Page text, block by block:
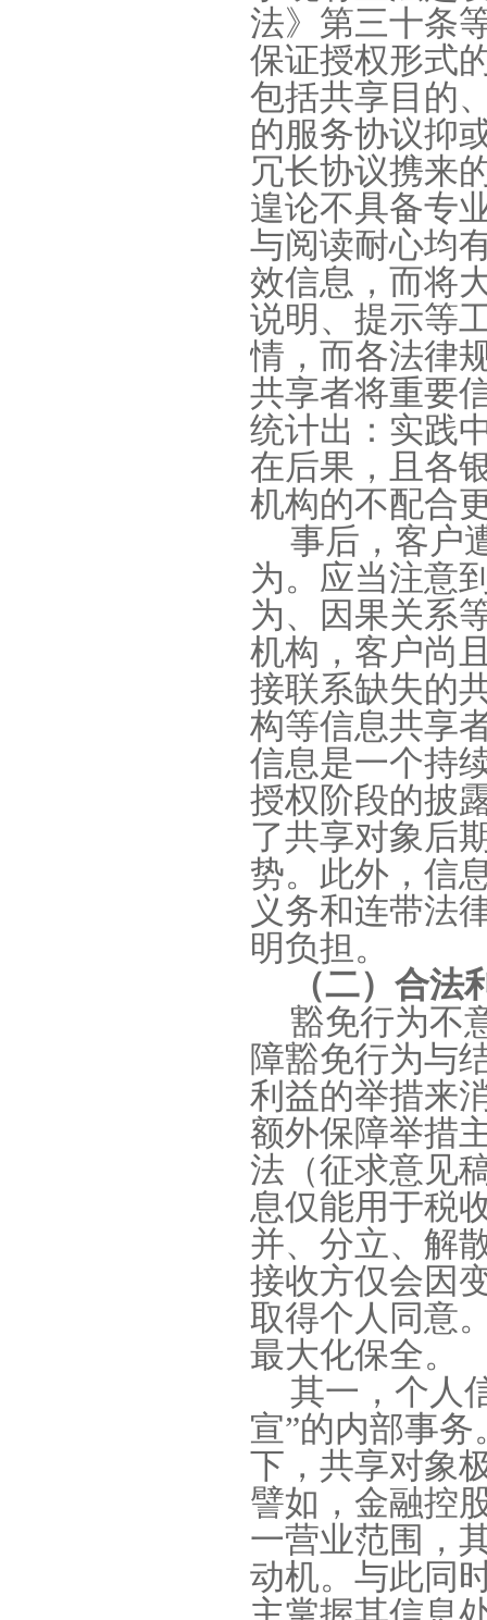
法》第三十条
保证授权形式
包括共享目的
的服务协议抑
冗长协议携来
遑论不具备专
与阅读耐心均
效信息，而将
说明、提示等
情，而各法律
共享者将重要
统计出：实践
在后果，且各
机构的不配合
事后，客户
为。应当注意
为、因果关系
机构，客户尚
接联系缺失的
构等信息共享
信息是一个持
授权阶段的披
了共享对象后
势。此外，信
义务和连带法
明负担。
（二）合
豁免行为不
障豁免行为与
利益的举措来
额外保障举措
法（征求意见
息仅能用于税
并、分立、解
接收方仅会因
取得个人同意
最大化保全。
其一，个人
宣”的内部事务
下，共享对象
譬如，金融控
一营业范围，
动机。与此同